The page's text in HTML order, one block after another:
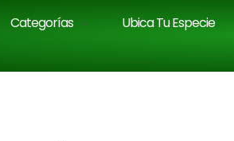
Categorías Ubica Tu Especie